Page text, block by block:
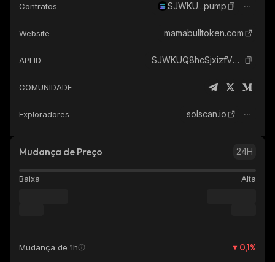
Contratos SJWKU...pump
Website mamabulltoken.com
API ID SJWKUQ8hcSjxizfVGmAB9Rb97znrXFHbRiad2J1pump_solana
COMUNIDADE
Exploradores solscan.io
Mudança de Preço 24H
Baixa Alta
Mudança de 1h 0,1%